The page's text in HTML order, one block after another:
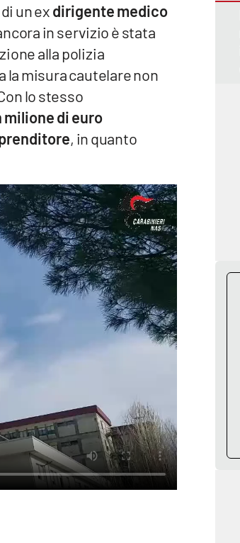
un exdirigente medico
in servizio è stata
alla polizia
la misura cautelare non
lo stesso
di euro
, in quanto